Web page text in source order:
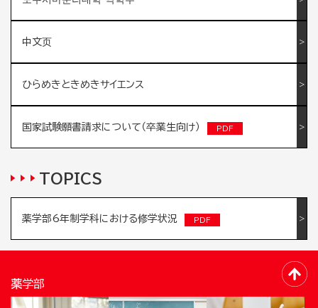
中文页
ひらめきときめきサイエンス
国家試験願書請求について（卒業生向け）
TOPICS
薬学部6年制学科における修学状況
薬学部